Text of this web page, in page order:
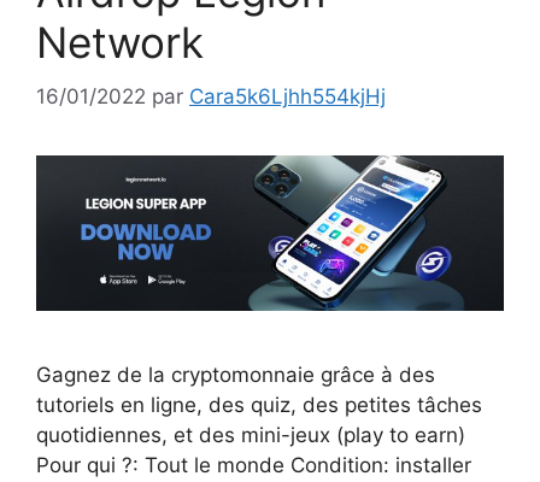
Network
16/01/2022 par Cara5k6Ljhh554kjHj
Gagnez de la cryptomonnaie grâce à des
tutoriels en ligne, des quiz, des petites tâches
quotidiennes, et des mini-jeux (play to earn)
Pour qui ?: Tout le monde Condition: installer